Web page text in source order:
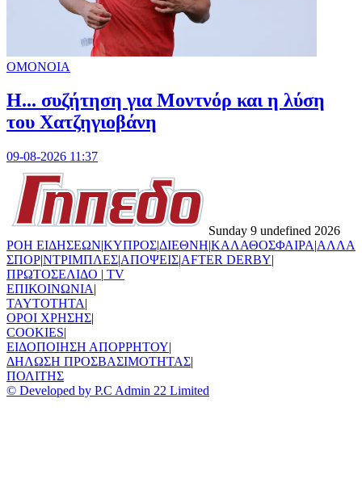
ΟΜΟΝΟΙΑ
Η... συζήτηση για Μοντνόρ και η λύση
του Χατζηγιοβάνη
09-08-2026 11:37
Sunday 9 undefined 2026
ΡΟΗ ΕΙΔΗΣΕΩΝ|ΚΥΠΡΟΣ|ΔΙΕΘΝΗ|ΚΑΛΑΘΟΣΦΑΙΡΑ|ΑΛΛΑ
ΣΠΟΡ|ΝΤΡΙΜΠΛΕΣ|ΑΠΟΨΕΙΣ|AFTER DERBY|
ΠΡΩΤΟΣΕΛΙΔΟ | TV
ΕΠΙΚΟΙΝΩΝΙΑ|
TAYTOTHTA|
ΟΡΟΙ ΧΡΗΣΗΣ|
COOKIES|
ΕΙΔΟΠΟΙΗΣΗ ΑΠΟΡΡΗΤΟΥ|
ΔΗΛΩΣΗ ΠΡΟΣΒΑΣΙΜΟΤΗΤΑΣ|
ΠΟΛΙΤΗΣ
© Developed by P.C Admin 22 Limited